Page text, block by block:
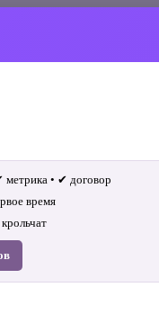
метрика • ✔ договор
время